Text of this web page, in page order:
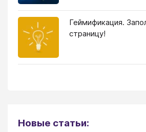
Геймификация.
страницу!
Новые статьи: